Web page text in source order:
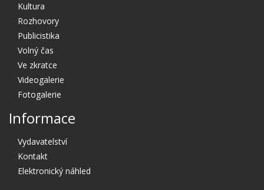
Kultura
Rozhovory
Publicistika
Volný čas
Ve zkratce
Videogalerie
Fotogalerie
Informace
Vydavatelství
Kontakt
Elektronický náhled